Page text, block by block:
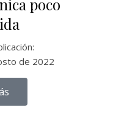
poco
de 2022